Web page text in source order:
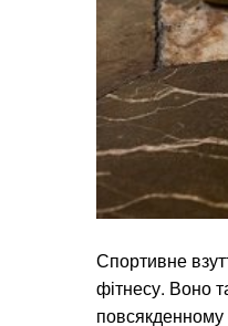
Спортивне
фітнесу. Воно
повсякденному